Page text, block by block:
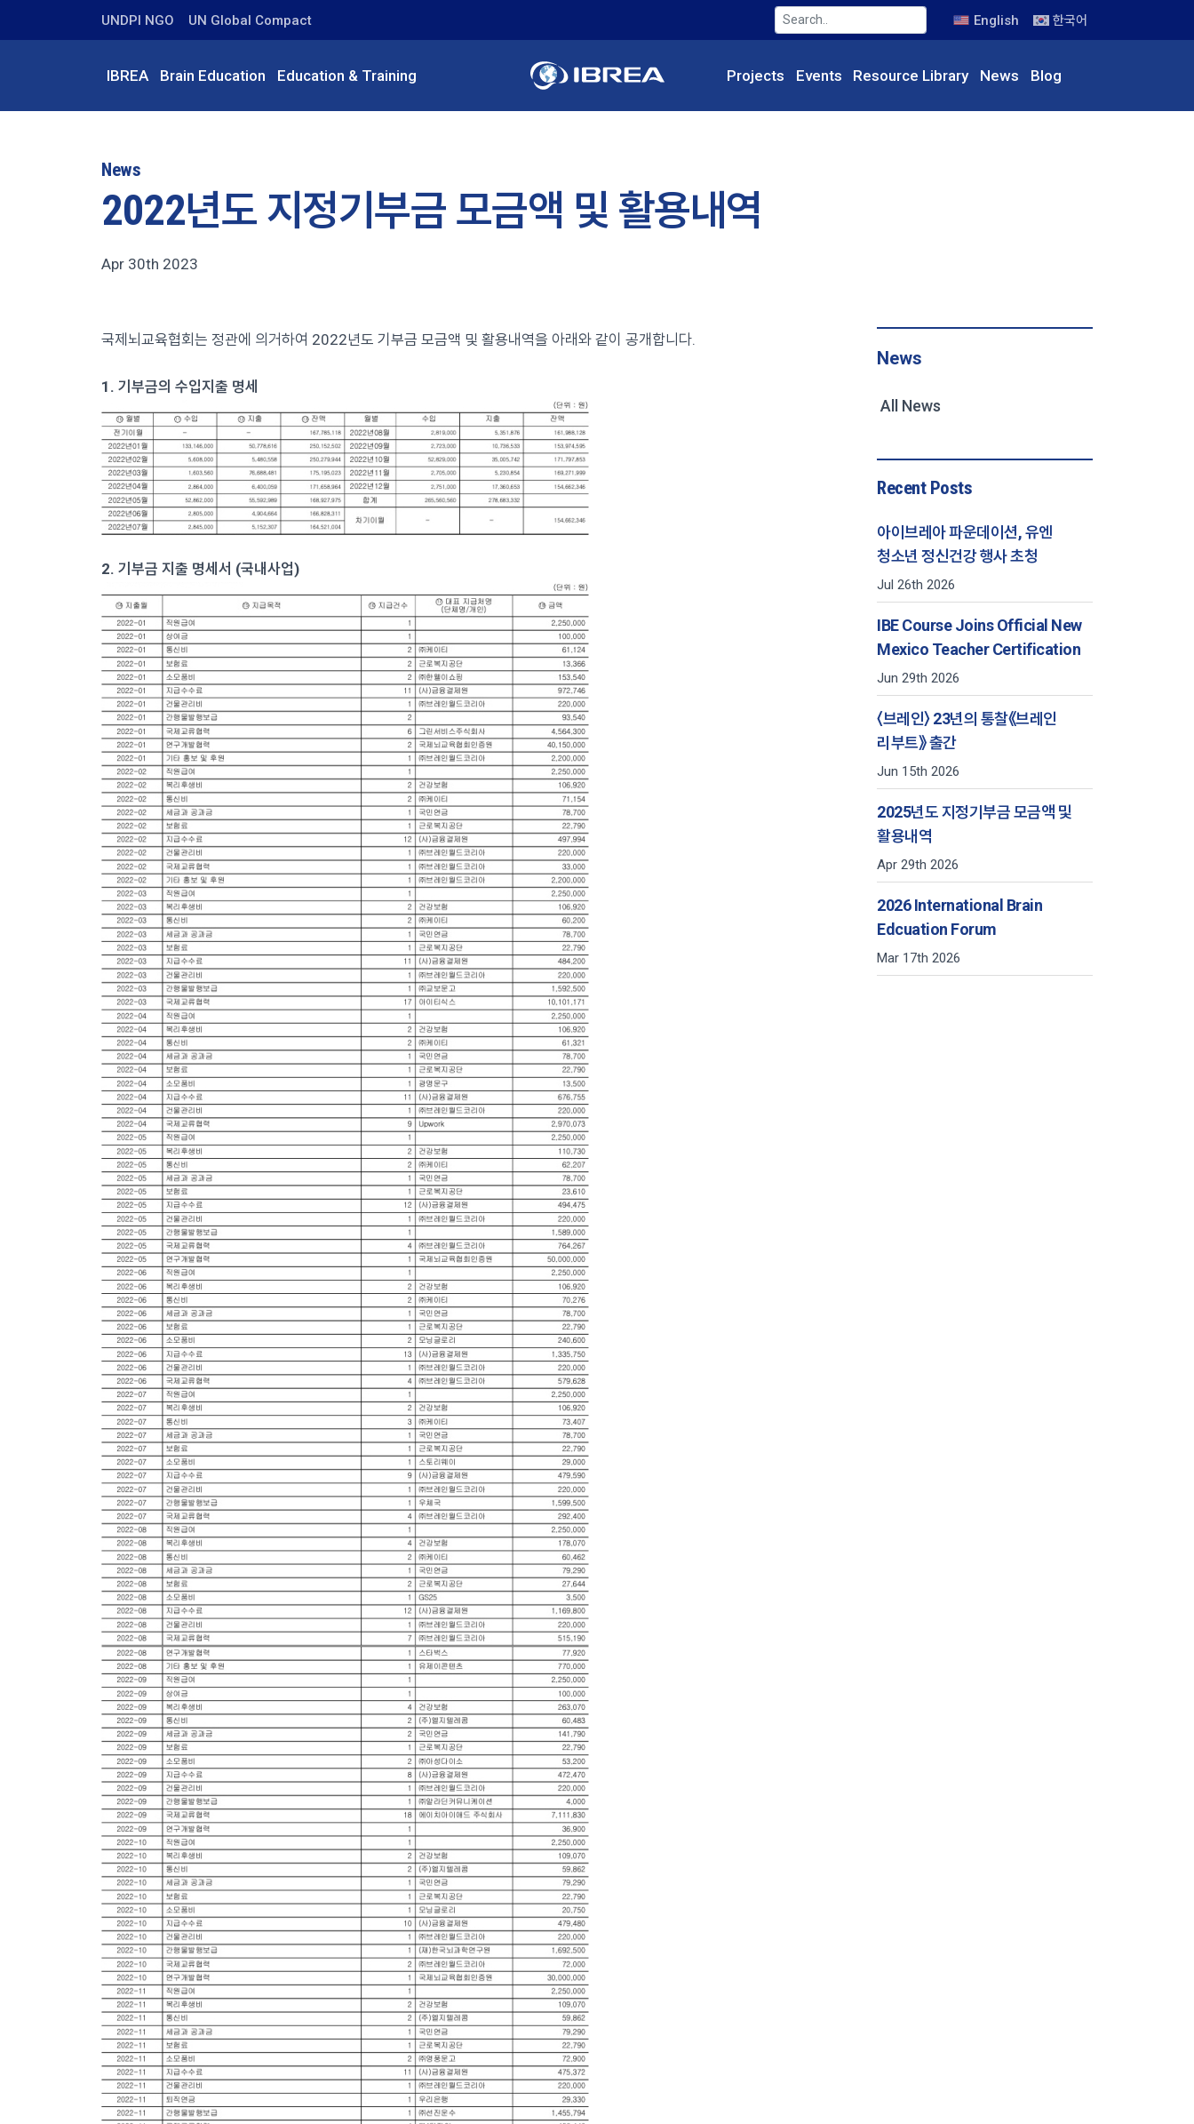
UNDPI NGO UN Global Compact English 한국어
IBREA Brain Education Education & Training Projects Events Resource Library News Blog
News
2022년도 지정기부금 모금액 및 활용내역
Apr 30th 2023
News
All News
Recent Posts
아이브레아 파운데이션, 유엔
청소년 정신건강 행사 초청
Jul 26th 2026
IBE Course Joins Official New
Mexico Teacher Certification
Jun 29th 2026
〈브레인〉 23년의 통찰《브레인
리부트》 출간
Jun 15th 2026
2025년도 지정기부금 모금액 및
활용내역
Apr 29th 2026
2026 International Brain
Edcuation Forum
Mar 17th 2026
국제뇌교육협회는 정관에 의거하여 2022년도 기부금 모금액 및 활용내역을 아래와 같이 공개합니다.
1. 기부금의 수입지출 명세
2. 기부금 지출 명세서 (국내사업)